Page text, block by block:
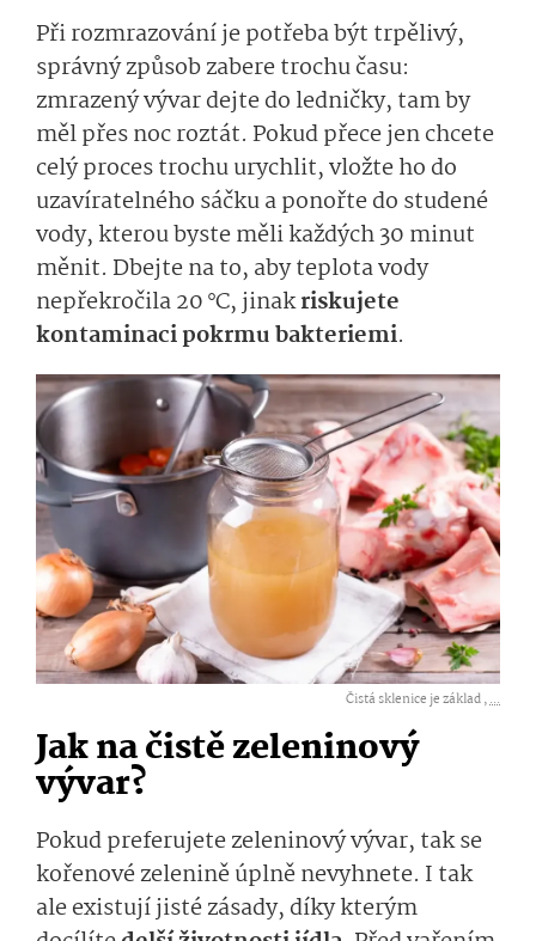
Při rozmrazování je potřeba být trpělivý,
správný způsob zabere trochu času:
zmrazený vývar dejte do ledničky, tam by
měl přes noc roztát. Pokud přece jen chcete
celý proces trochu urychlit, vložte ho do
uzavíratelného sáčku a ponořte do studené
vody, kterou byste měli každých 30 minut
měnit. Dbejte na to, aby teplota vody
nepřekročila 20 °C, jinakriskujete
kontaminaci pokrmu bakteriemi.
Čistá sklenice je základ ,...
Jak na čistě zeleninový
vývar?
Pokud preferujete zeleninový vývar, tak se
kořenové zelenině úplně nevyhnete. I tak
ale existují jisté zásady, díky kterým